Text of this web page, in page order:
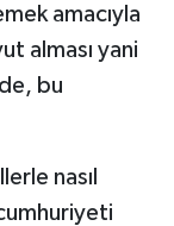
amacıyla
alması yani
bu
nasıl